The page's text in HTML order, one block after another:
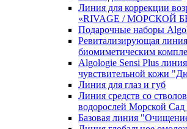
Линия для коррекции
«RIVAGE / МОРСКОЙ
Подарочные наборы
Ревитализирующая
биомиметическим
Algologie Sensi Plus
чувcтвительной кожи
Линия для глаз и губ
Линия средств со
водорослей Морской Сад
Базовая линия